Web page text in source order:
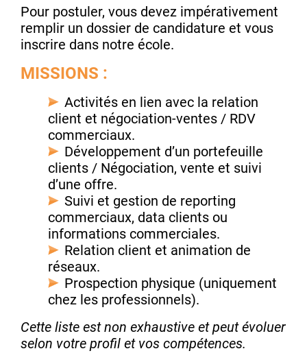
Pour postuler, vous devez impérativement
remplir un dossier de candidature et vous
inscrire dans notre école.
MISSIONS :
Activités en lien avec la relation
client et négociation-ventes / RDV
commerciaux.
Développement d’un portefeuille
clients / Négociation, vente et suivi
d’une offre.
Suivi et gestion de reporting
commerciaux, data clients ou
informations commerciales.
Relation client et animation de
réseaux.
Prospection physique (uniquement
chez les professionnels).
Cette liste est non exhaustive et peut évoluer
selon votre profil et vos compétences.